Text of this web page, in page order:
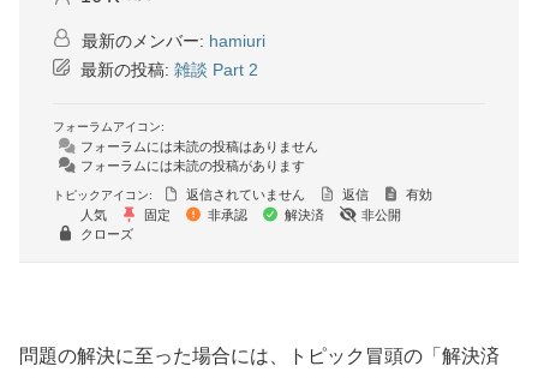
最新のメンバー: hamiuri
最新の投稿: 雑談 Part 2
フォーラムアイコン:
フォーラムには未読の投稿はありません
フォーラムには未読の投稿があります
トピックアイコン: 返信されていません 返信
有効
人気
固定 非承認 解決済
非公開
クローズ
問題の解決に至った場合には、トピック冒頭の「解決済